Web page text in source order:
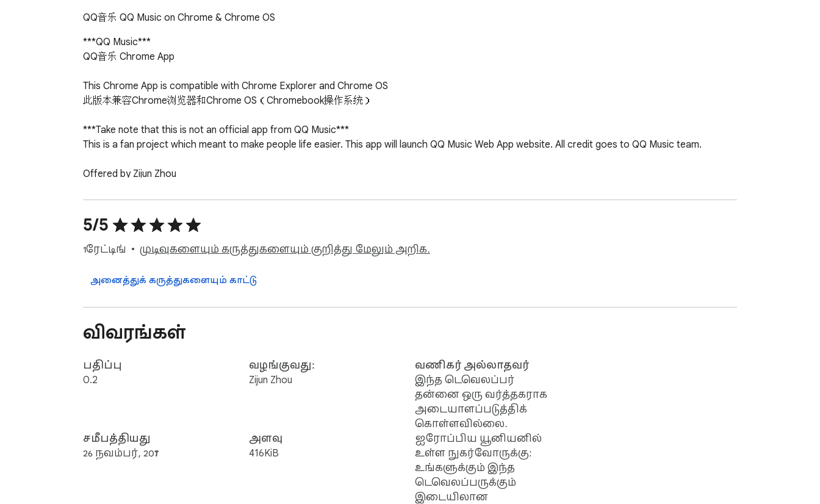
QQ音乐 QQ Music on Chrome & Chrome OS
***QQ Music***
QQ音乐 Chrome App
This Chrome App is compatible with Chrome Explorer and Chrome OS
此版本兼容Chrome浏览器和Chrome OS（Chromebook操作系统）
***Take note that this is not an official app from QQ Music***
This is a fan project which meant to make people life easier. This app will launch QQ Music Web App website. All credit goes to QQ Music team.
Offered by Zijun Zhou
5/5
1 ரேட்டிங் முடிவுகளையும் கருத்துகளையும் குறித்து மேலும் அறிக.
அனைத்துக் கருத்துகளையும் காட்டு
விவரங்கள்
பதிப்பு
0.2
சமீபத்தியது
26 நவம்பர், 2017
வழங்குவது:
Zijun Zhou
அளவு
416KiB
வணிகர் அல்லாதவர்
இந்த டெவெலப்பர்
தன்னை ஒரு வர்த்தகராக
அடையாளப்படுத்திக்
கொள்ளவில்லை.
ஐரோப்பிய யூனியனில்
உள்ள நுகர்வோருக்கு:
உங்களுக்கும் இந்த
டெவெலப்பருக்கும்
இடையிலான